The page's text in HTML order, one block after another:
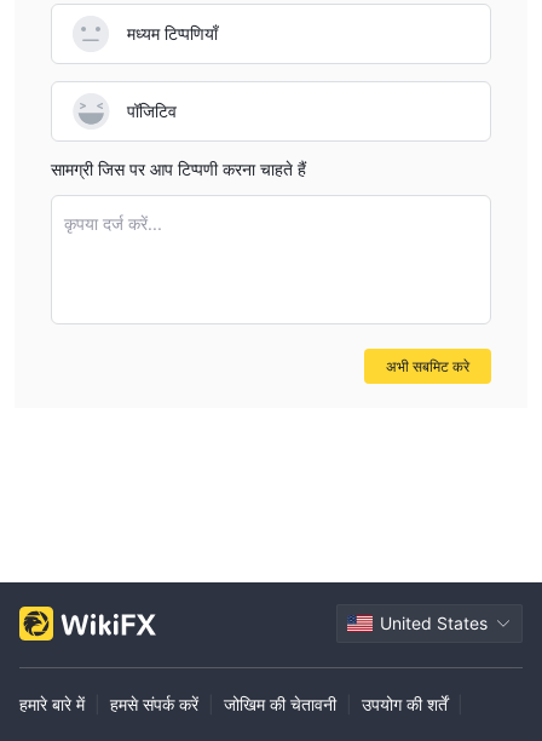
मध्यम टिप्पणियाँ
पॉजिटिव
सामग्री जिस पर आप टिप्पणी करना चाहते हैं
कृपया दर्ज करें...
अभी सबमिट करे
United States
हमारे बारे में हमसे संपर्क करें जोखिम की चेतावनी उपयोग की शर्तें